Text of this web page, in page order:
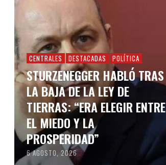
CENTRALES DESTACADAS POLÍTICA
STURZENEGGER HABLÓ TRAS
LA BAJA DE LA LEY DE
TIERRAS: “ERA ELEGIR ENTRE
EL MIEDO Y LA
PROSPERIDAD”
6 AGOSTO, 2026